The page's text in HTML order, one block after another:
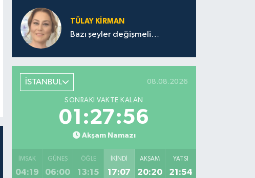
TÜLAY KİRMAN
Bazı şeyler değişmeli…
İSTANBUL 08.08.2026
SONRAKI VAKTE KALAN
01:27:56
Akşam Namazı
İMSAK
04:19
GÜNEŞ
06:00
ÖĞLE
13:15
İKINDI
17:07
AKŞAM
20:20
YATSI
21:54